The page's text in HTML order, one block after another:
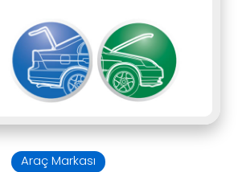
Araç Markası